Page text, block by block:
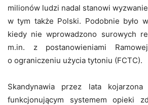
milionów ludzi nadal stanowi
w tym także Polski. Podobnie było
kiedy nie wprowadzono surowych
m.in. z postanowieniami
o ograniczeniu użycia tytoniu (FCTC).
Skandynawia przez lata
funkcjonującym systemem opieki